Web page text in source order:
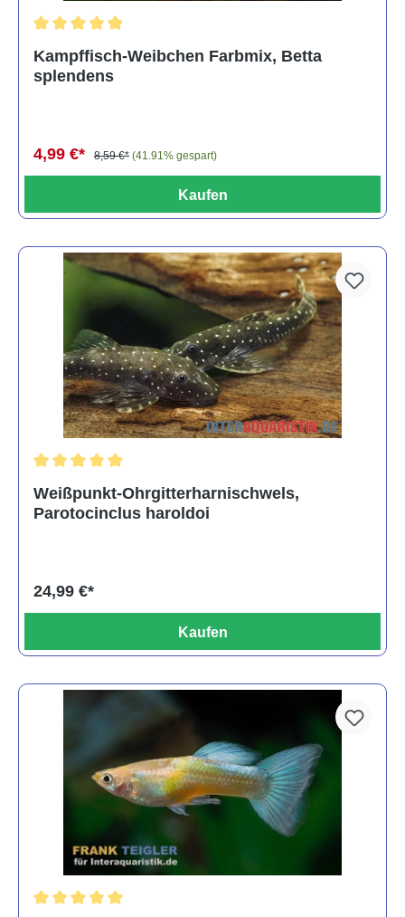
Kampffisch-Weibchen Farbmix, Betta
splendens
4,99 €* 8,59 €* (41.91% gespart)
Kaufen
Weißpunkt-Ohrgitterharnischwels,
Parotocinclus haroldoi
24,99 €*
Kaufen